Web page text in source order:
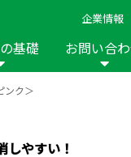
企業情報
ルト
など
手芸用品
基礎 お問い合
ンク＞
しやすい！